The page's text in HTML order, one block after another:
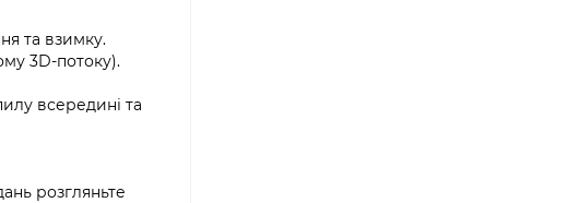
та взимку.
3D-потоку).
всередині та
розгляньте